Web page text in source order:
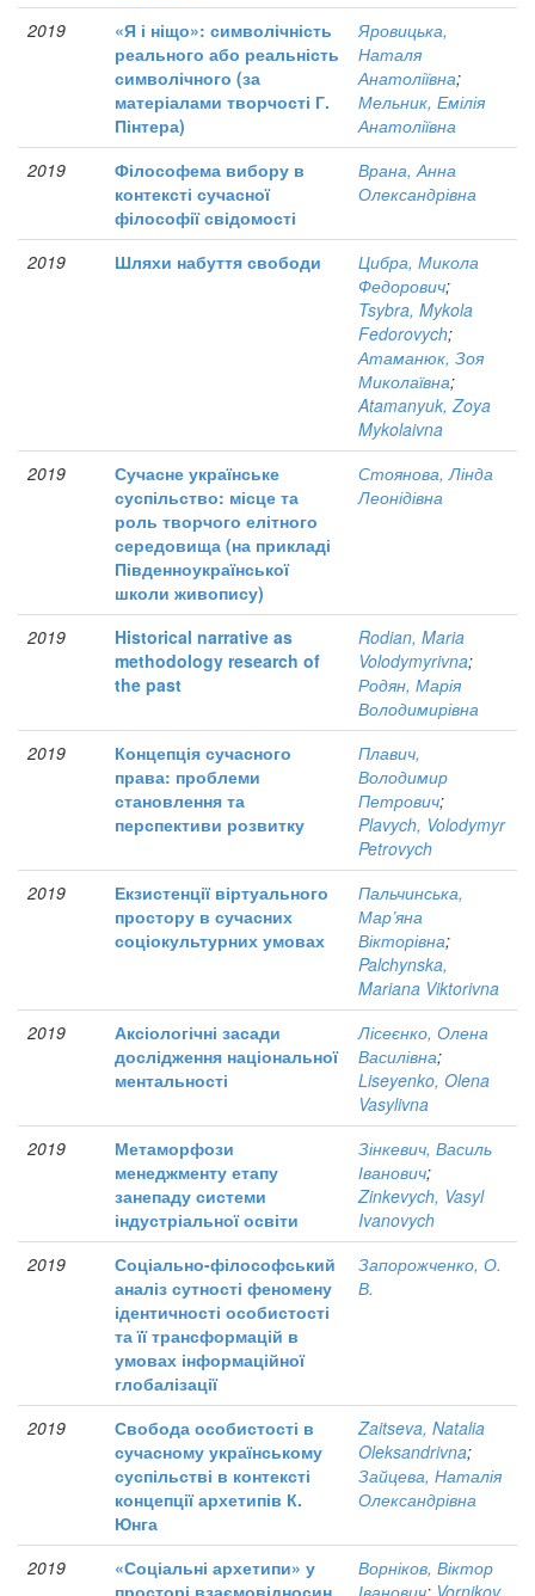
2019
«Я і ніщо»: символічність
реального або реальність
символічного (за
матеріалами творчості Г.
Пінтера)
Яровицька,
Наталя
Анатоліївна;
Мельник, Емілія
Анатоліївна
2019
Філософема вибору в
контексті сучасної
філософії свідомості
Врана, Анна
Олександрівна
2019 Шляхи набуття свободи
Цибра, Микола
Федорович;
Tsybra, Mykola
Fedorovych;
Атаманюк, Зоя
Миколаївна;
Atamanyuk, Zoya
Mykolaivna
2019
Сучасне українське
суспільство: місце та
роль творчого елітного
середовища (на прикладі
Південноукраїнської
школи живопису)
Стоянова, Лінда
Леонідівна
2019
Historical narrative as
methodology research of
the past
Rodian, Maria
Volodymyrivna;
Родян, Марія
Володимирівна
2019
Концепція сучасного
права: проблеми
становлення та
перспективи розвитку
Плавич,
Володимир
Петрович;
Plavych, Volodymyr
Petrovych
2019
Екзистенції віртуального
простору в сучасних
соціокультурних умовах
Пальчинська,
Мар’яна
Вікторівна;
Palchynska,
Mariana Viktorivna
2019
Аксіологічні засади
дослідження національної
ментальності
Лісеєнко, Олена
Василівна;
Liseyenko, Olena
Vasylivna
2019
Метаморфози
менеджменту етапу
занепаду системи
індустріальної освіти
Зінкевич, Василь
Іванович;
Zinkevych, Vasyl
Ivanovych
2019
Соціально-філософський
аналіз сутності феномену
ідентичності особистості
та її трансформацій в
умовах інформаційної
глобалізації
Запорожченко, О.
В.
2019
Свобода особистості в
сучасному українському
суспільстві в контексті
концепції архетипів К.
Юнга
Zaitseva, Natalia
Oleksandrivna;
Зайцева, Наталія
Олександрівна
2019
«Соціальні архетипи» у
Ворніков, Віктор